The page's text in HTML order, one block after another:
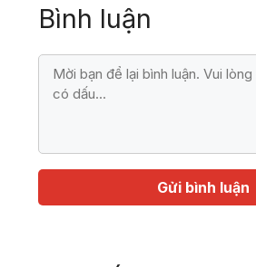
Bình luận
luận
Họ
tên
Địa
chỉ